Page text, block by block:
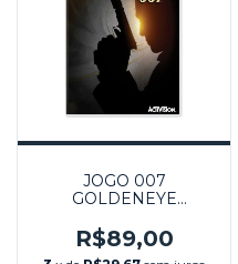
JOGO 007
GOLDENEYE
R$89,00